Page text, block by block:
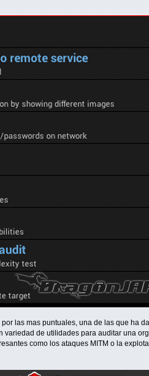
las mas puntuales, una de las que ha
de utilidades para auditar una
como los ataques MITM o la